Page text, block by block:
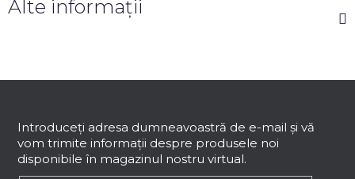
Alte informații
Introduceţi adresa dumneavoastră de e-mail şi vă
vom trimite informaţii despre produsele noi
disponibile în magazinul nostru virtual.